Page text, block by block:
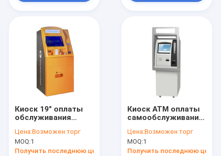
Киоск 19" оплаты
обслуживания
личности OEM
машина ATM
стоянки экрана
Цена:Возможен торг
MOQ:1
Получить последнюю цену
Киоск ATM оплаты
самообслуживания
получает монетки
Цена:Возможен торг
MOQ:1
Получить последнюю цену